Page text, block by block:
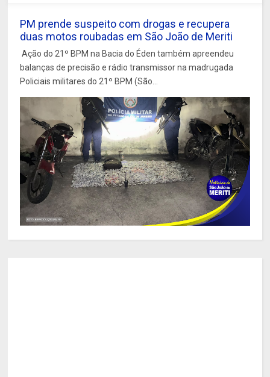
PM prende suspeito com drogas e recupera
duas motos roubadas em São João de Meriti
Ação do 21º BPM na Bacia do Éden também apreendeu
balanças de precisão e rádio transmissor na madrugada
Policiais militares do 21º BPM (São...